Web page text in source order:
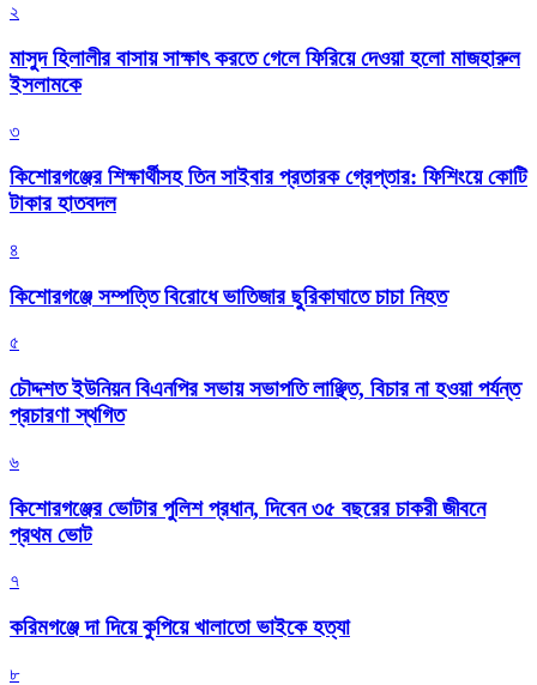
২
মাসুদ হিলালীর বাসায় সাক্ষাৎ করতে গেলে ফিরিয়ে দেওয়া হলো মাজহারুল
ইসলামকে
৩
কিশোরগঞ্জের শিক্ষার্থীসহ তিন সাইবার প্রতারক গ্রেপ্তার: ফিশিংয়ে কোটি
টাকার হাতবদল
৪
কিশোরগঞ্জে সম্পত্তি বিরোধে ভাতিজার ছুরিকাঘাতে চাচা নিহত
৫
চৌদ্দশত ইউনিয়ন বিএনপির সভায় সভাপতি লাঞ্ছিত, বিচার না হওয়া পর্যন্ত
প্রচারণা স্থগিত
৬
কিশোরগঞ্জের ভোটার পুলিশ প্রধান, দিবেন ৩৫ বছরের চাকরী জীবনে
প্রথম ভোট
৭
করিমগঞ্জে দা দিয়ে কুপিয়ে খালাতো ভাইকে হত্যা
৮